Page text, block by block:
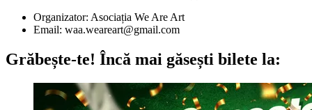
Organizator: Asociația We Are Art
Email: waa.weareart@gmail.com
Grăbește-te! Încă mai găsești bilete la: